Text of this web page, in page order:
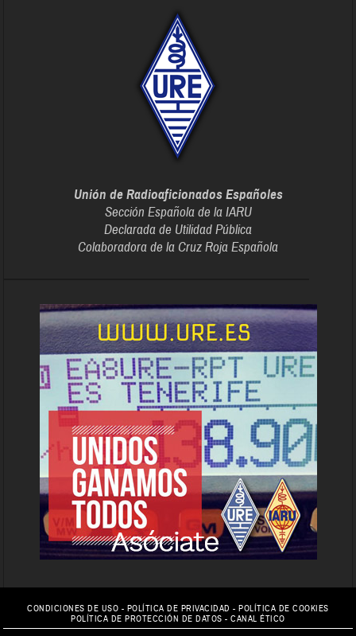
Unión de Radioaficionados Españoles
Sección Española de la IARU
Declarada de Utilidad Pública
Colaboradora de la Cruz Roja Española
CONDICIONES DE USO - POLÍTICA DE PRIVACIDAD - POLÍTICA DE COOKIES
POLÍTICA DE PROTECCIÓN DE DATOS -CANAL ÉTICO